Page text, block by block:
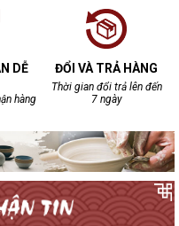
được do đặc tính sản
không giống nhau.
DỄ
hàng
ĐỔI VÀ TRẢ HÀNG
Thời gian đổi trả lên đến
7 ngày